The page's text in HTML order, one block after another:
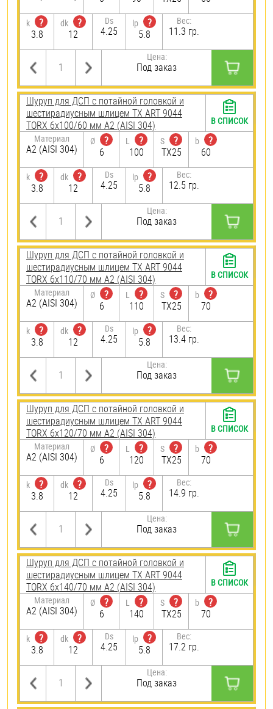
k
?
3.8
dk
?
12
Ds
4.25
lp
?
5.8
Вес:
11.3 гр.
Цена:
Под заказ
Шуруп для ДСП с потайной головкой и
шестирадиусным шлицем TX ART 9044
TORX 6х100/60 мм А2 (AISI 304)
Материал
А2 (AISI 304)
Ø
?
6
L
?
100
S
?
TX25
b
?
60
k
?
3.8
dk
?
12
Ds
4.25
lp
?
5.8
Вес:
12.5 гр.
Цена:
Под заказ
В СПИСОК
Шуруп для ДСП с потайной головкой и
шестирадиусным шлицем TX ART 9044
TORX 6х110/70 мм А2 (AISI 304)
Материал
А2 (AISI 304)
Ø
?
6
L
?
110
S
?
TX25
b
?
70
k
?
3.8
dk
?
12
Ds
4.25
lp
?
5.8
Вес:
13.4 гр.
Цена:
Под заказ
В СПИСОК
Шуруп для ДСП с потайной головкой и
шестирадиусным шлицем TX ART 9044
TORX 6х120/70 мм А2 (AISI 304)
Материал
А2 (AISI 304)
Ø
?
6
L
?
120
S
?
TX25
b
?
70
k
?
3.8
dk
?
12
Ds
4.25
lp
?
5.8
Вес:
14.9 гр.
Цена:
Под заказ
В СПИСОК
Шуруп для ДСП с потайной головкой и
шестирадиусным шлицем TX ART 9044
TORX 6х140/70 мм А2 (AISI 304)
Материал
А2 (AISI 304)
Ø
?
6
L
?
140
S
?
TX25
b
?
70
k
?
3.8
dk
?
12
Ds
4.25
lp
?
5.8
Вес:
17.2 гр.
Цена:
Под заказ
В СПИСОК